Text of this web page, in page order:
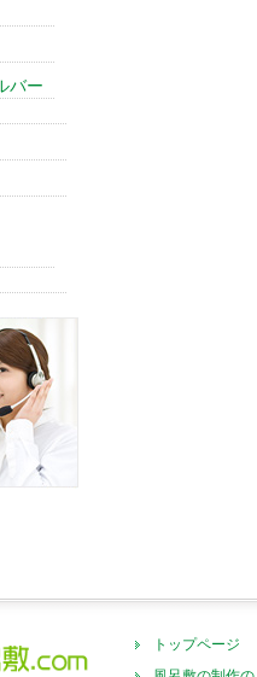
バー
トップページ